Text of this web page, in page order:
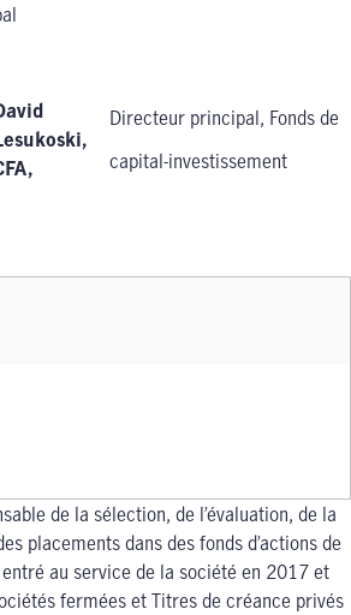
,
Directeur principal, Fonds de
capital-investissement
de la sélection, de l’évaluation, de la
placements dans des fonds d’actions de
au service de la société en 2017 et
fermées et Titres de créance privés